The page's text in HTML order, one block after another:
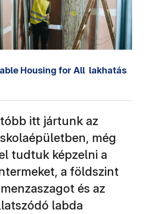
Housing for All lakhatás
itt jártunk az
még
tudtuk képzelni a
a földszint
és az
labda